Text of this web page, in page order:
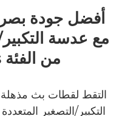
نظرة عامة
المواصفات
أفضل جودة
مع عدسة التكبير/
من الفئة UHDxs
التكبير/التصغير